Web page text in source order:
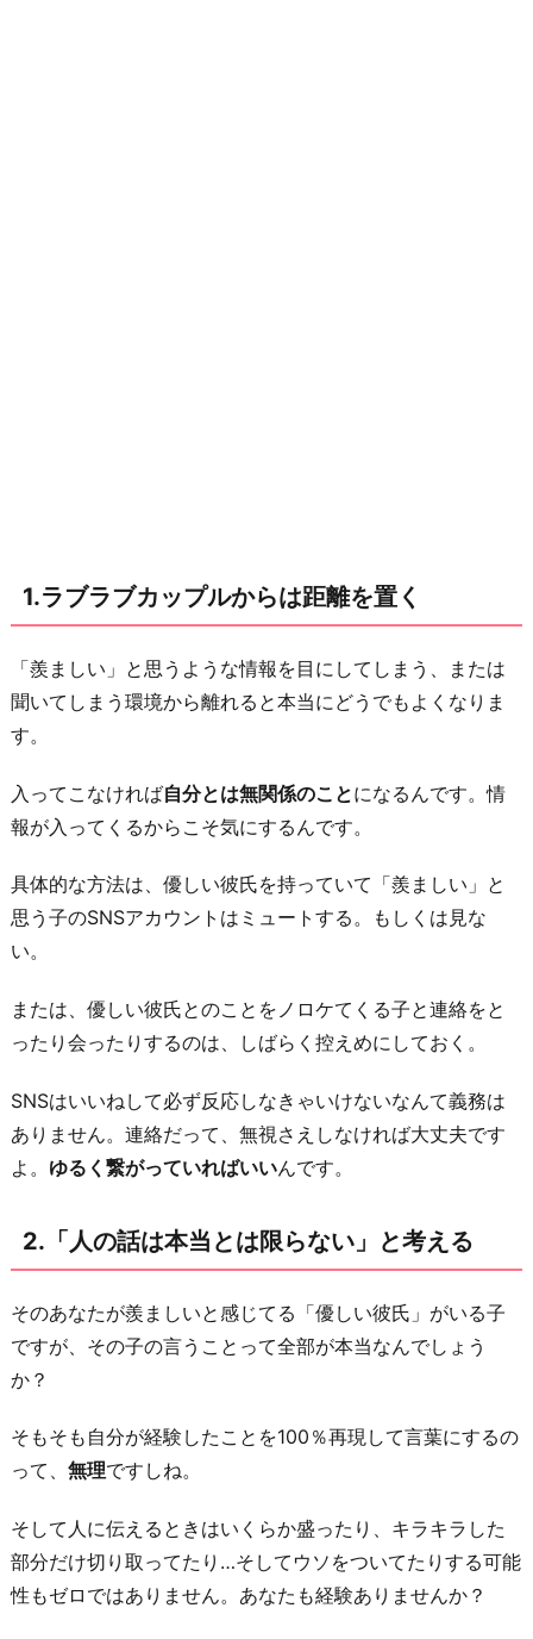
「人
の
話
は
と
は
ら
な
と
考
る
3.
「彼
に
さ
れ
て
か
っ
こ
と」
を
1.ラブラブカップルからは距離を置く
「羨ましい」と思うような情報を目にしてしまう、または
聞いてしまう環境から離れると本当にどうでもよくなりま
す。
入ってこなければ自分とは無関係のことになるんです。情
報が入ってくるからこそ気にするんです。
具体的な方法は、優しい彼氏を持っていて「羨ましい」と
思う子のSNSアカウントはミュートする。もしくは見な
い。
または、優しい彼氏とのことをノロケてくる子と連絡をと
ったり会ったりするのは、しばらく控えめにしておく。
SNSはいいねして必ず反応しなきゃいけないなんて義務は
ありません。連絡だって、無視さえしなければ大丈夫です
よ。 ゆるく繋がっていればいいんです。
2.「人の話は本当とは限らない」と考える
そのあなたが羨ましいと感じてる「優しい彼氏」がいる子
ですが、その子の言うことって全部が本当なんでしょう
か？
そもそも自分が経験したことを100％再現して言葉にするの
って、 無理ですしね。
そして人に伝えるときはいくらか盛ったり、キラキラした
部分だけ切り取ってたり…そしてウソをついてたりする可能
性もゼロではありません。あなたも経験ありませんか？